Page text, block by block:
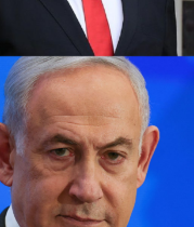
وأعلنت شركة لوفتهانزا
جميع رحلاتها إلى
العراق حتى يوم الاثنين
وفي نيسان الماضي
ساعات، بسبب الهجوم
الذي شنته إيران على
إيراني كبير في فيلق